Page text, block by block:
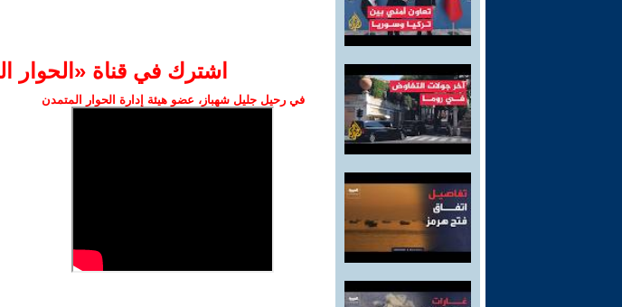
اشترك في قناة ‫«الحوار
في رحيل جليل شهباز، عضو هيئة إدارة الحوار المتمدن